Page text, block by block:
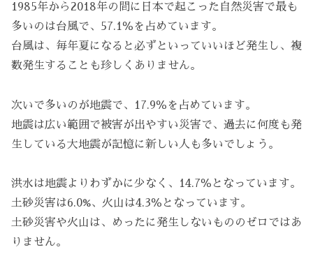
1985年から2018年の間に日本で起こった自然災害で最も
多いのは台風で、57.1％を占めています。
台風は、毎年夏になると必ずといっていいほど発生し、複
数発生することも珍しくありません。
次いで多いのが地震で、17.9％を占めています。
地震は広い範囲で被害が出やすい災害で、過去に何度も発
生している大地震が記憶に新しい人も多いでしょう。
洪水は地震よりわずかに少なく、14.7％となっています。
土砂災害は6.0%、火山は4.3％となっています。
土砂災害や火山は、めったに発生しないもののゼロではあ
りません。